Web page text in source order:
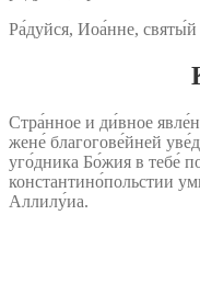
Ра́дуйся, Иоа́нне,
Стра́нное и ди́вное
жене́ благогове́йней
уго́дника Бо́жия в тебе́
константино́польстии
Аллилу́иа.